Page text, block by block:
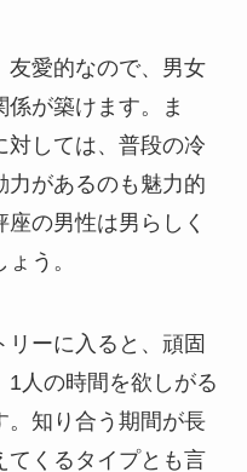
友愛的なので、男女
が築けます。ま
対しては、普段の冷
力があるのも魅力的
の男性は男らしく
う。
ーに入ると、頑固
人の時間を欲しがる
。知り合う期間が長
てくるタイプとも言